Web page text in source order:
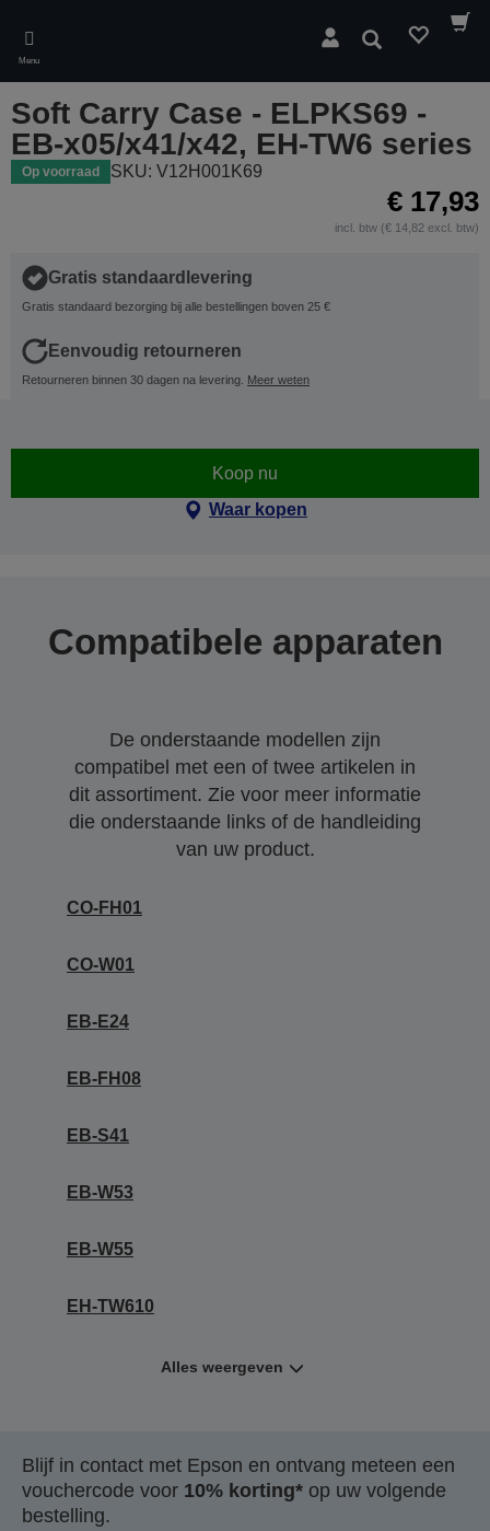
main
content
Menu
Zoeken
Soft Carry Case - ELPKS69 -
EB-x05/x41/x42, EH-TW6 series
Op voorraad SKU: V12H001K69
€ 17,93
incl. btw (€ 14,82 excl. btw)
Gratis standaardlevering
Gratis standaard bezorging bij alle bestellingen boven 25 €
Eenvoudig retourneren
Retourneren binnen 30 dagen na levering. Meer weten
Koop nu
Waar kopen
Compatibele apparaten
De onderstaande modellen zijn
compatibel met een of twee artikelen in
dit assortiment. Zie voor meer informatie
die onderstaande links of de handleiding
van uw product.
CO-FH01
CO-W01
EB-E24
EB-FH08
EB-S41
EB-W53
EB-W55
EH-TW610
Alles weergeven
Blijf in contact met Epson en ontvang meteen een
vouchercode voor 10% korting* op uw volgende
bestelling.